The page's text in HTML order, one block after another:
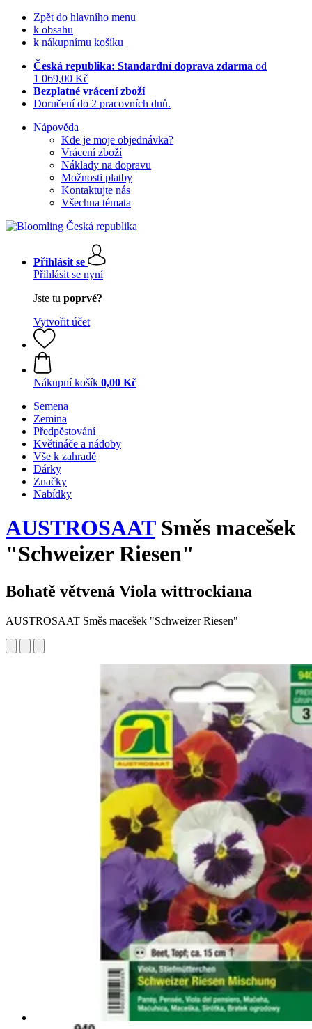
Zpět do hlavního menu
k obsahu
k nákupnímu košíku
Česká republika: Standardní doprava zdarma od
1 069,00 Kč
Bezplatné vrácení zboží
Doručení do 2 pracovních dnů.
Nápověda
Kde je moje objednávka?
Vrácení zboží
Náklady na dopravu
Možnosti platby
Kontaktujte nás
Všechna témata
Přihlásit se
Přihlásit se nyní
Jste tu poprvé?
Vytvořit účet
Nákupní košík 0,00 Kč
Semena
Zemina
Předpěstování
Květináče a nádoby
Vše k zahradě
Dárky
Značky
Nabídky
AUSTROSAATSměs macešek
"Schweizer Riesen"
Bohatě větvená Viola wittrockiana
AUSTROSAAT Směs macešek "Schweizer Riesen"